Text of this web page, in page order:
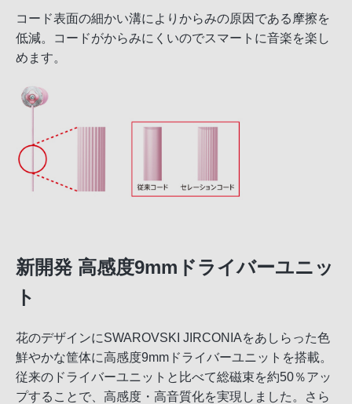
コード表面の細かい溝によりからみの原因である摩擦を
低減。コードがからみにくいのでスマートに音楽を楽し
めます。
新開発 高感度9mmドライバーユニッ
ト
花のデザインにSWAROVSKI JIRCONIAをあしらった色
鮮やかな筐体に高感度9mmドライバーユニットを搭載。
従来のドライバーユニットと比べて総磁束を約50％アッ
プすることで、高感度・高音質化を実現しました。さら